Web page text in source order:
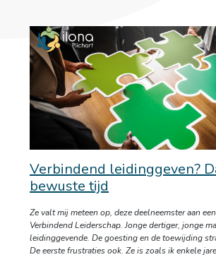
Verbindend leidinggeven?
bewuste tijd
Ze valt mij meteen op, deze deelneemster aan
Verbindend Leiderschap. Jonge dertiger, jonge
leidinggevende. De goesting en de toewijding
De eerste frustraties ook. Ze is zoals ik enkele